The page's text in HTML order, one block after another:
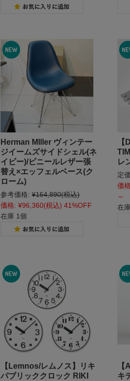
Herman MIller ヴィンテー
ジイームズサイドシェル(ネ
イビー)/ビニールレザー張
替え×エッフェルベース(ク
ローム)
参考価格: ¥164,890(税込)
価格: ¥96,360(税込) 41%OFF
在庫 1個
レ
定
価
～
在
【Lemnos/レムノス】リキ
パブリッククロック RIKI
キ